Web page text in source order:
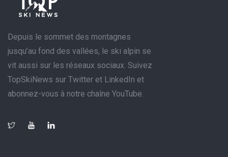
Depuis le sommet des montagnes
jusqu’au fond des vallées, le ski alpin se
vit aussi sur les réseaux sociaux. Suivez
TopSkiNews sur Twitter et LinkedIn et
abonnez-vous à notre chaîne YouTube.